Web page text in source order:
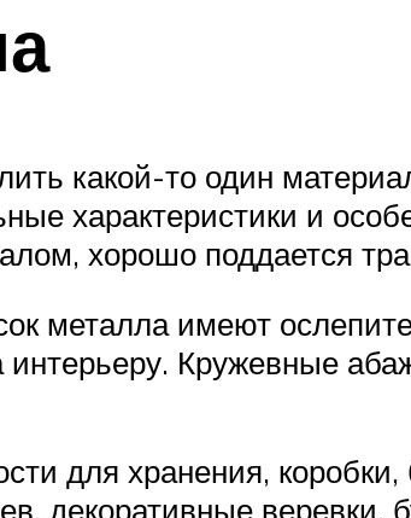
какой-то один
характеристики и
хорошо поддается
металла имеют
Кружевные
для хранения,
декоративные